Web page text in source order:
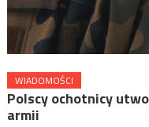
WIADOMOŚCI
Polscy ochotnicy
armii